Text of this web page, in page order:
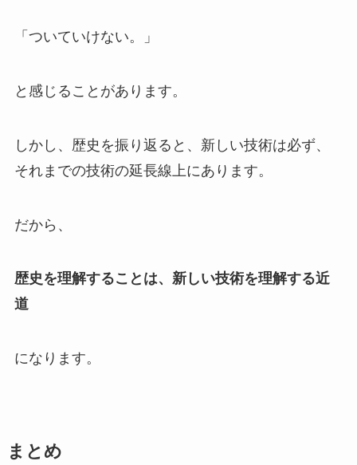
「ついていけない。」
と感じることがあります。
しかし、歴史を振り返ると、新しい技術は必ず、
それまでの技術の延長線上にあります。
だから、
歴史を理解することは、新しい技術を理解する近
道
になります。
まとめ